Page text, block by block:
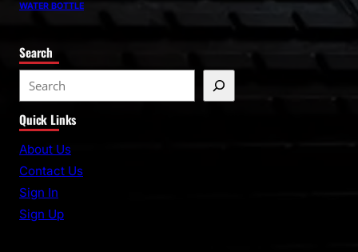
WATER BOTTLE
Search
e
a
r
c
Quick Links
About Us
Contact Us
Sign In
Sign Up